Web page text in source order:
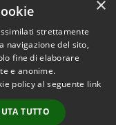
© 2026 • Comune di
delle Stiviere •
byMunicipium
×
strettamente
navigazione del sito,
fine di elaborare
e anonime.
policy al seguente link
TUTTO